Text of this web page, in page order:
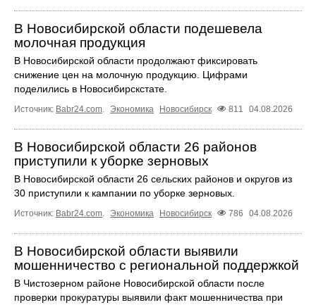
В Новосибирской области подешевела
молочная продукция
В Новосибирской области продолжают фиксировать
снижение цен на молочную продукцию. Цифрами
поделились в Новосибирскстате.
Источник: Babr24.com. Экономика Новосибирск 811 04.08.2026
В Новосибирской области 26 районов
приступили к уборке зерновых
В Новосибирской области 26 сельских районов и округов из
30 приступили к кампании по уборке зерновых.
Источник: Babr24.com. Экономика Новосибирск 786 04.08.2026
В Новосибирской области выявили
мошенничество с региональной поддержкой
В Чистозерном районе Новосибирской области после
проверки прокуратуры выявили факт мошенничества при